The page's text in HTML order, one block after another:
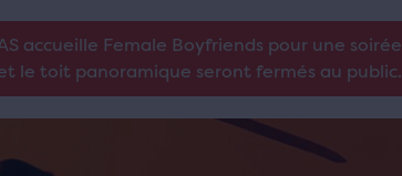
accueille Female Boyfriends pour une soirée
le toit panoramique seront fermés au public.